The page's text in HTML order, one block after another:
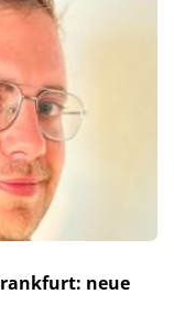
neue